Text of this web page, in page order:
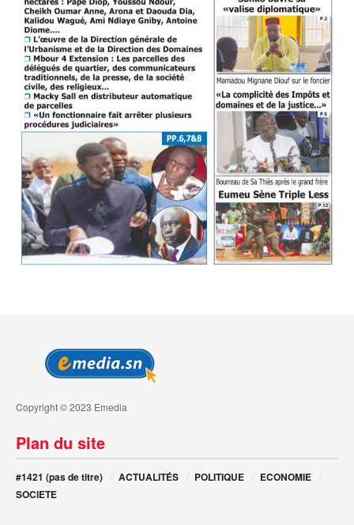
Copyright © 2023 Emedia
Plan du site
#1421 (pas de titre) ACTUALITÉS POLITIQUE
ECONOMIE
SOCIETE